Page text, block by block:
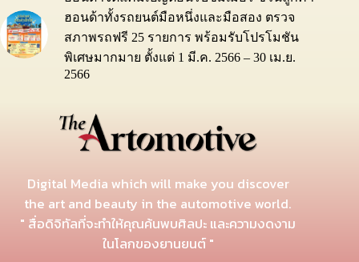
ฮอนด้าทั้งรถยนต์มือหนึ่งและมือสอง ตรวจ
สภาพรถฟรี 25 รายการ พร้อมรับโปรโมชัน
พิเศษมากมาย ตั้งแต่ 1 มี.ค. 2566 – 30 เม.ย.
2566
Digital Media which will make you discover
the art and beauty in the automotive world.
" สื่อดิจิทัลที่จะทำให้คุณค้นพบศิลปะ และความงดงาม
ในโลกของยานยนต์ "